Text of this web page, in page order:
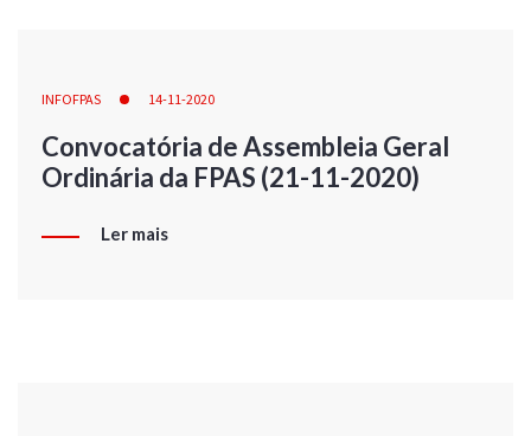
INFOFPAS 14-11-2020
Convocatória de Assembleia Geral
Ordinária da FPAS (21-11-2020)
Ler mais